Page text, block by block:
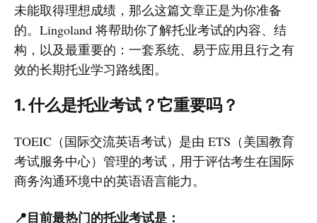
未能取得理想成绩，那么这篇文章正是为你准备
的。Lingoland 将帮助你了解托业考试的内容、结
构，以及最重要的：一套系统、易于应用且行之有
效的长期托业学习路线图。
1. 什么是托业考试？它重要吗？
TOEIC（国际交流英语考试）是由 ETS（美国教育
考试服务中心）管理的考试，用于评估考生在国际
商务沟通环境中的英语语言能力。
📍目前最热门的托业考试是：